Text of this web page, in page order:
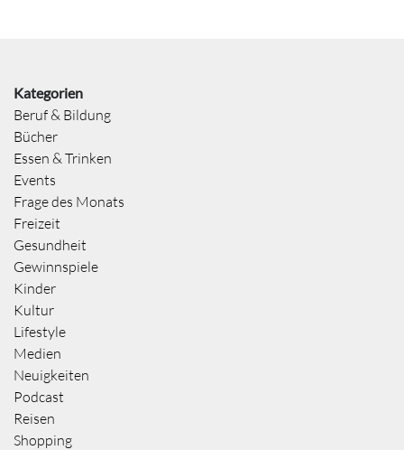
Kategorien
Beruf & Bildung
Bücher
Essen & Trinken
Events
Frage des Monats
Freizeit
Gesundheit
Gewinnspiele
Kinder
Kultur
Lifestyle
Medien
Neuigkeiten
Podcast
Reisen
Shopping